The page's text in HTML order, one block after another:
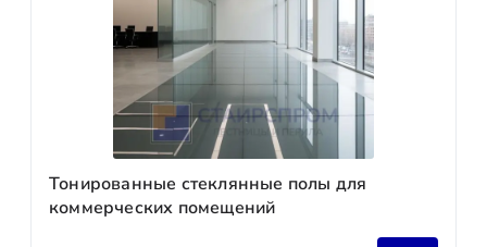
Тонированные стеклянные полы для
коммерческих помещений